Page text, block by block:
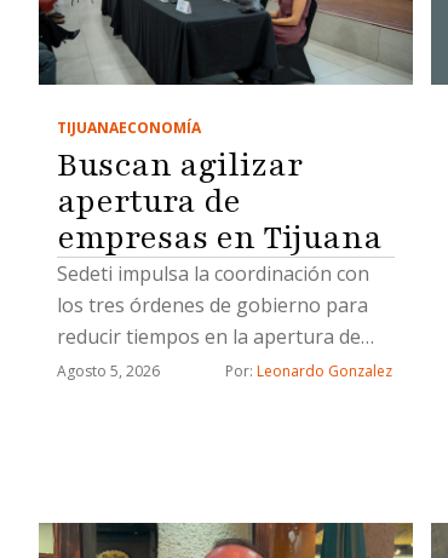
TIJUANAECONOMÍA
Buscan agilizar
apertura de
empresas en Tijuana
Sedeti impulsa la coordinación con
los tres órdenes de gobierno para
reducir tiempos en la apertura de
nuevos negocios
Agosto 5, 2026 Por: Leonardo Gonzalez